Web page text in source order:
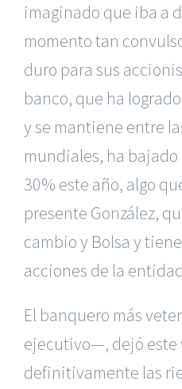
imaginado que iba a
momento tan
duro para sus
banco, que ha
y se mantiene entre
mundiales, ha bajado
30% este año, algo
presente González,
cambio y Bolsa y
acciones de la
El banquero más
ejecutivo—, dejó este
definitivamente las